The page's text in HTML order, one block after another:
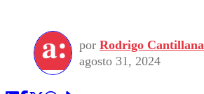
por Rodrigo Cantillana
agosto 31, 2024